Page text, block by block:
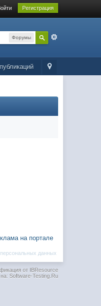
Регистрация
Форумы
на портале
данных
от IBResource
Software-Testing.Ru